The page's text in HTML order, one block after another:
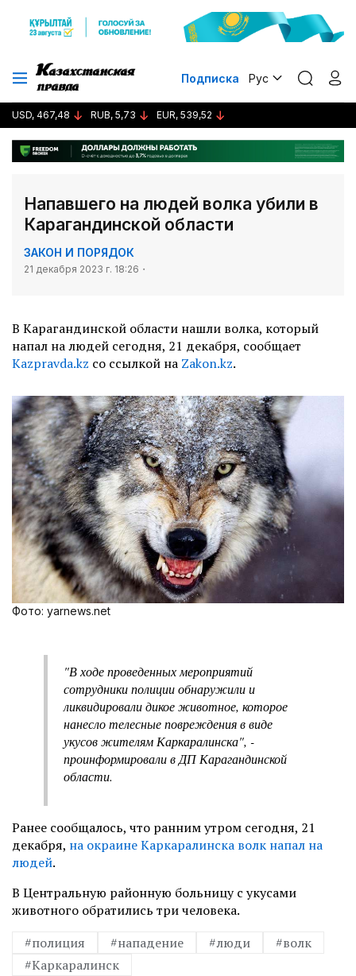
Подписка Рус
USD, 467,48 RUB, 5,73 EUR, 539,52
Напавшего на людей волка убили в
Карагандинской области
ЗАКОН И ПОРЯДОК
21 декабря 2023 г. 18:26
В Карагандинской области нашли волка, который
напал на людей сегодня, 21 декабря, сообщает
Kazpravda.kz со ссылкой на Zakon.kz.
Фото: yarnews.net
"В ходе проведенных мероприятий
сотрудники полиции обнаружили и
ликвидировали дикое животное, которое
нанесло телесные повреждения в виде
укусов жителям Каркаралинска", -
проинформировали в ДП Карагандинской
области.
Ранее сообщалось, что ранним утром сегодня, 21
декабря, на окраине Каркаралинска волк напал на
людей.
В Центральную районную больницу с укусами
животного обратились три человека.
#полиция
#нападение #люди
#волк
#Каркаралинск